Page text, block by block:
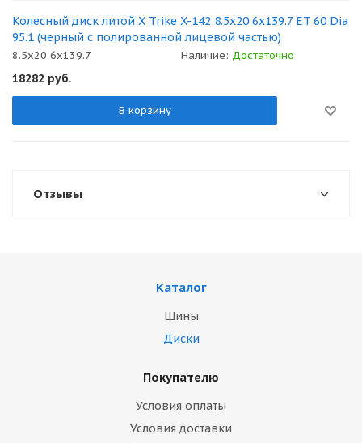
Колесный диск литой X Trike X-142 8.5x20 6x139.7 ET 60 Dia
95.1 (черный с полированной лицевой частью)
8.5x20 6x139.7 Наличие: Достаточно
18282 руб.
В корзину
Отзывы
Каталог
Шины
Диски
Покупателю
Условия оплаты
Условия доставки